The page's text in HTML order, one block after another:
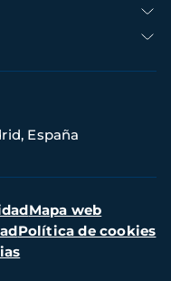
España
Mapa web
Política de cookies